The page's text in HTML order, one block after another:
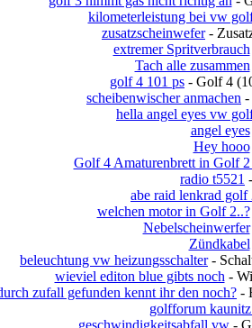
kilometerleistung bei vw
zusatzscheinwefer-
extremer Spritverbrauch
Tach alle zusammen
golf 4 101 ps - Golf 4
scheibenwischer anmachen -
hella angel eyes vw
angel eyes
Hey hooo
Golf 4 Amaturenbrett in Golf 2
radio t5521
abe raid lenkrad golf
welchen motor in Golf 2..?
Nebelscheinwerfer
Zündkabel
beleuchtung vw heizungsschalter-
wieviel editon blue gibts noch -
zufall gefunden kennt ihr den noch? -
golfforum
geschwindigkeitsabfall vw-